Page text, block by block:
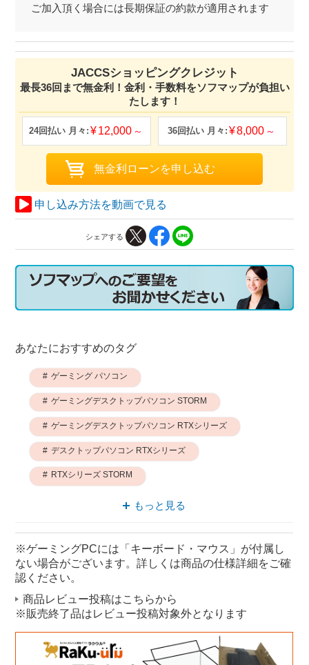
ご加入頂く場合には長期保証の約款が適用されます
JACCSショッピングクレジット
最長36回まで無金利！金利・手数料をソフマップが負担い
たします！
12,000 8,000
申し込み方法を動画で見る
シェアする
あなたにおすすめのタグ
ゲーミング パソコン
ゲーミングデスクトップパソコン STORM
ゲーミングデスクトップパソコン RTXシリーズ
デスクトップパソコン RTXシリーズ
RTXシリーズ STORM
ゲーミング RTXシリーズ
デスクトップパソコン STORM
ゲーミングPC STORM
もっと見る
※ゲーミングPCには「キーボード・マウス」が付属し
ない場合がございます。詳しくは商品の仕様詳細をご確
認ください。
商品レビュー投稿はこちらから
※販売終了品はレビュー投稿対象外となります